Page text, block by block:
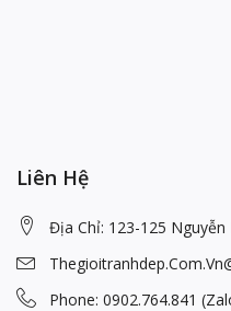
Liên Hệ
Địa Chỉ: 123-125
Phone: 0902.764.841